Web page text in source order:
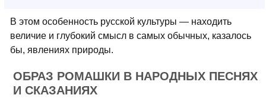
В этом особенность русской культуры — находить
величие и глубокий смысл в самых обычных, казалось
бы, явлениях природы.
ОБРАЗ РОМАШКИ В НАРОДНЫХ ПЕСНЯХ
И СКАЗАНИЯХ